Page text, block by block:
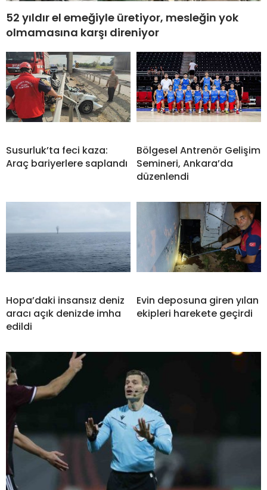
52 yıldır el emeğiyle üretiyor, mesleğin yok
olmamasına karşı direniyor
Susurluk’ta feci kaza:
Araç bariyerlere saplandı
Bölgesel Antrenör Gelişim
Semineri, Ankara’da
düzenlendi
Hopa’daki insansız deniz
aracı açık denizde imha
edildi
Evin deposuna giren yılan
ekipleri harekete geçirdi